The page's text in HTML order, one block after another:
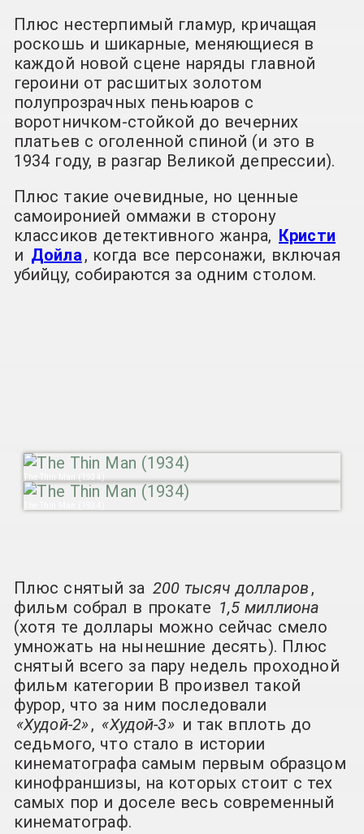
Плюс нестерпимый гламур, кричащая
роскошь и шикарные, меняющиеся в
каждой новой сцене наряды главной
героини от расшитых золотом
полупрозрачных пеньюаров с
воротничком-стойкой до вечерних
платьев с оголенной спиной (и это в
1934 году, в разгар Великой депрессии).
Плюс такие очевидные, но ценные
самоиронией оммажи в сторону
классиков детективного жанра, Кристи
и Дойла, когда все персонажи, включая
убийцу, собираются за одним столом.
The Thin Man (1934)
Плюс снятый за 200 тысяч долларов ,
фильм собрал в прокате 1,5 миллиона
(хотя те доллары можно сейчас смело
умножать на нынешние десять). Плюс
снятый всего за пару недель проходной
фильм категории В произвел такой
фурор, что за ним последовали
«Худой-2», «Худой-3» и так вплоть до
седьмого, что стало в истории
кинематографа самым первым образцом
кинофраншизы, на которых стоит с тех
самых пор и доселе весь современный
кинематограф.